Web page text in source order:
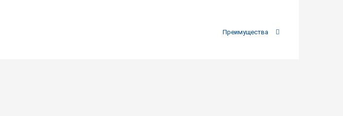
Преимущества